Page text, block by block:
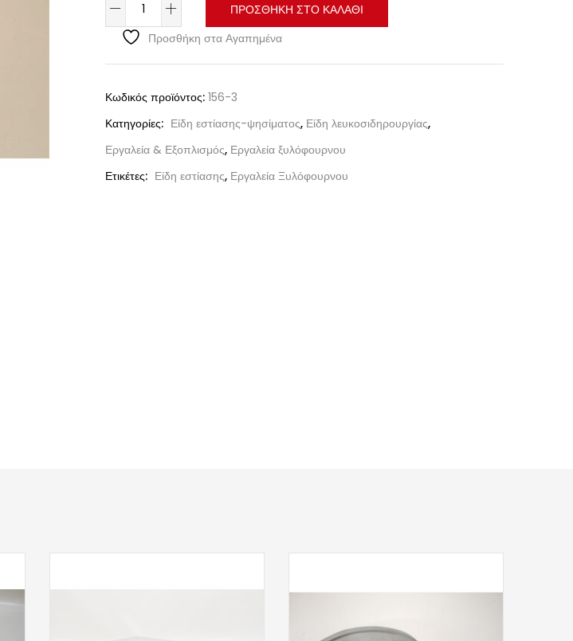
ΠΡΟΣΘΉΚΗ ΣΤΟ ΚΑΛΆΘΙ
Προσθήκη στα Αγαπημένα
Κωδικός προϊόντος: 156-3
Κατηγορίες: Είδη εστίασης-ψησίματος, Είδη λευκοσιδηρουργίας,
Εργαλεία & Εξοπλισμός, Εργαλεία ξυλόφουρνου
Ετικέτες: Είδη εστίασης, Εργαλεία Ξυλόφουρνου